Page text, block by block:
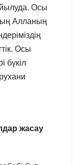
Осы
Алланың
Осы
бүкіл
жасау